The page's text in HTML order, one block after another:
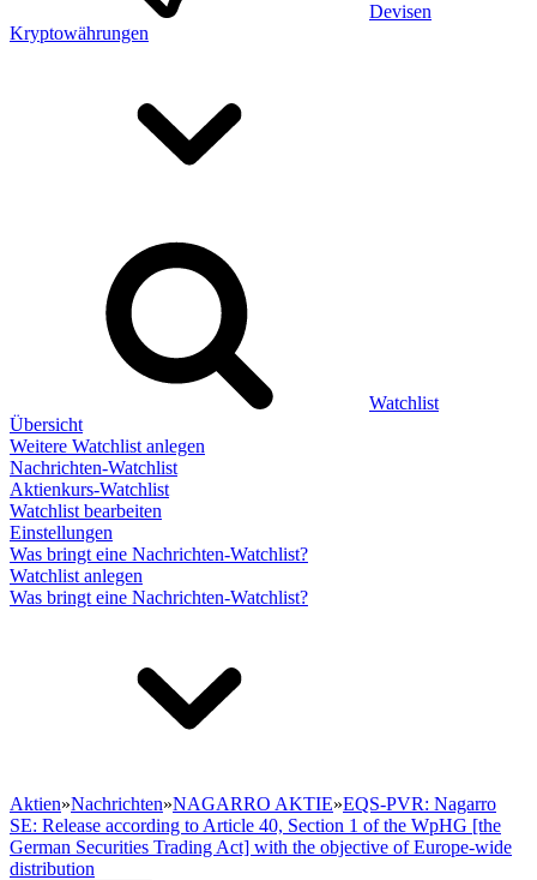
Devisen
Kryptowährungen
Watchlist
Übersicht
Weitere Watchlist anlegen
Nachrichten-Watchlist
Aktienkurs-Watchlist
Watchlist bearbeiten
Einstellungen
Was bringt eine Nachrichten-Watchlist?
Watchlist anlegen
Was bringt eine Nachrichten-Watchlist?
Aktien»Nachrichten»NAGARRO AKTIE»EQS-PVR: Nagarro
SE: Release according to Article 40, Section 1 of the WpHG [the
German Securities Trading Act] with the objective of Europe-wide
distribution